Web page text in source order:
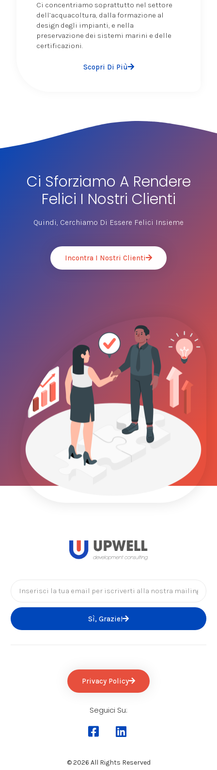
Ci concentriamo soprattutto nel settore
dell’acquacoltura, dalla formazione al
design degli impianti, e nella
preservazione dei sistemi marini e delle
certificazioni.
Scopri Di Più
Ci Sforziamo A Rendere
Felici I Nostri Clienti
Quindi, Cerchiamo Di Essere Felici Insieme
Incontra I Nostri Clienti
Sì, Grazie!
Privacy Policy
Seguici Su:
© 2026 All Rights Reserved